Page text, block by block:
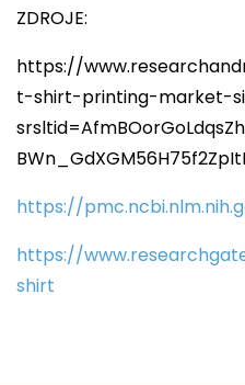
ZDROJE:
https://
t-shirt-printing-market-
https://
https://
shirt